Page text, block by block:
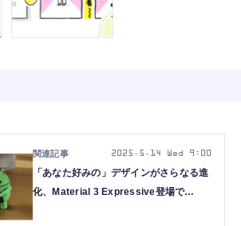
「あなた好みの」デザインがさらなる進
化、Material 3 Expressive登場で
2025.5.14 Wed 9:00